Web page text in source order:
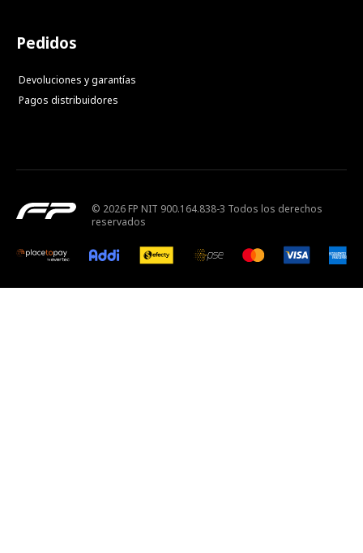
Pedidos
Devoluciones y garantías
Pagos distribuidores
© 2026 FP NIT 900.164.838-3 Todos los derechos
reservados